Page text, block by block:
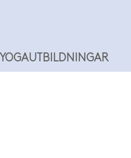
YOGAUTBILDNINGAR